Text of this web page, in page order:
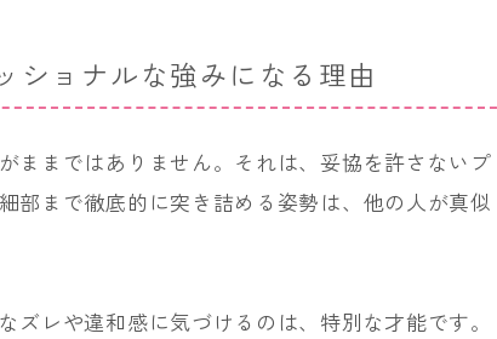
ショナルな強みになる理由
ままではありません。それは、妥協を許さないプ
部まで徹底的に突き詰める姿勢は、他の人が真似
レや違和感に気づけるのは、特別な才能です。